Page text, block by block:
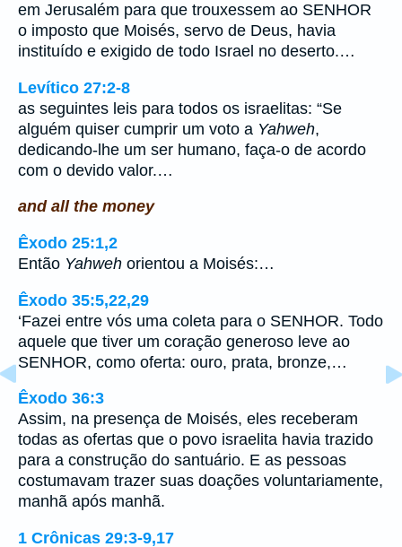
em Jerusalém para que trouxessem ao SENHOR
o imposto que Moisés, servo de Deus, havia
instituído e exigido de todo Israel no deserto.…
Levítico 27:2-8
as seguintes leis para todos os israelitas: “Se
alguém quiser cumprir um voto a Yahweh,
dedicando-lhe um ser humano, faça-o de acordo
com o devido valor.…
and all the money
Êxodo 25:1,2
Então Yahweh orientou a Moisés:…
Êxodo 35:5,22,29
‘Fazei entre vós uma coleta para o SENHOR. Todo
aquele que tiver um coração generoso leve ao
SENHOR, como oferta: ouro, prata, bronze,…
Êxodo 36:3
Assim, na presença de Moisés, eles receberam
todas as ofertas que o povo israelita havia trazido
para a construção do santuário. E as pessoas
costumavam trazer suas doações voluntariamente,
manhã após manhã.
1 Crônicas 29:3-9,17